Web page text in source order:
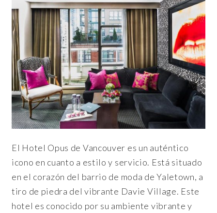
El Hotel Opus de Vancouver es un auténtico
icono en cuanto a estilo y servicio. Está situado
en el corazón del barrio de moda de Yaletown, a
tiro de piedra del vibrante Davie Village. Este
hotel es conocido por su ambiente vibrante y